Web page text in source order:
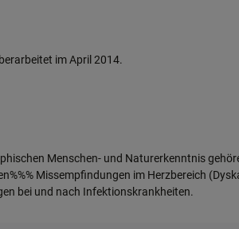
im April 2014.
Menschen- und Naturerkenntnis
Missempfindungen im Herzbereich
bei und nach Infektionskrankheiten.